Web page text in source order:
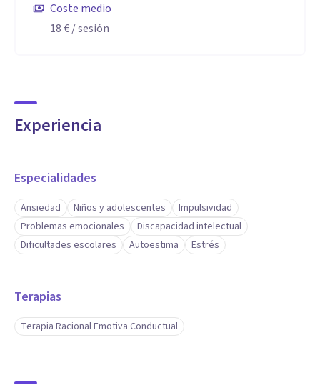
Coste medio
18 €/ sesión
Experiencia
Especialidades
Ansiedad Niños y adolescentes
Impulsividad
Problemas emocionales
Discapacidad intelectual
Dificultades escolares
Autoestima Estrés
Terapias
Terapia Racional Emotiva Conductual